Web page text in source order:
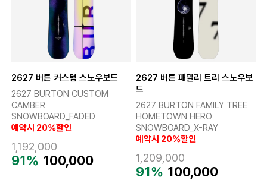
2627 버튼 커스텀 스노우보드
2627 BURTON CUSTOM
CAMBER
SNOWBOARD_FADED
예약시 20%할인
1,192,000
91% 100,000
2627 버튼 패밀리 트리 스노우보
드
2627 BURTON FAMILY TREE
HOMETOWN HERO
SNOWBOARD_X-RAY
예약시 20%할인
1,209,000
91% 100,000